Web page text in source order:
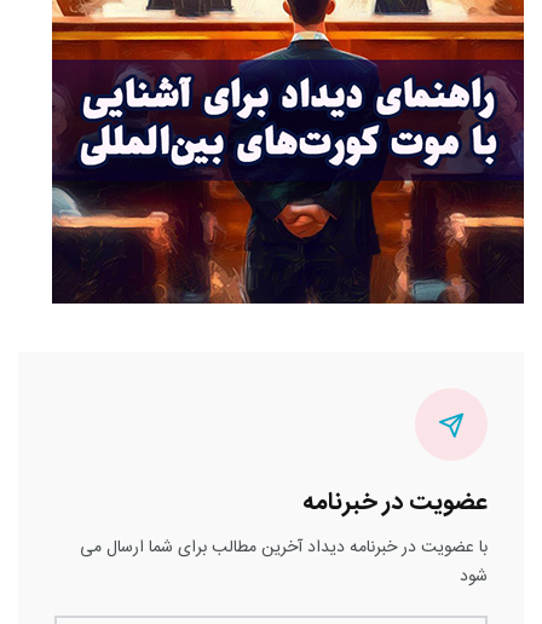
عضویت در خبرنامه
با عضویت در خبرنامه دیداد آخرین مطالب برای شما ارسال می
شود